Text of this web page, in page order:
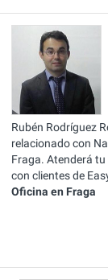
Rubén Rodríguez
relacionado con
Fraga. Atenderá
con clientes de
Oficina en Fraga